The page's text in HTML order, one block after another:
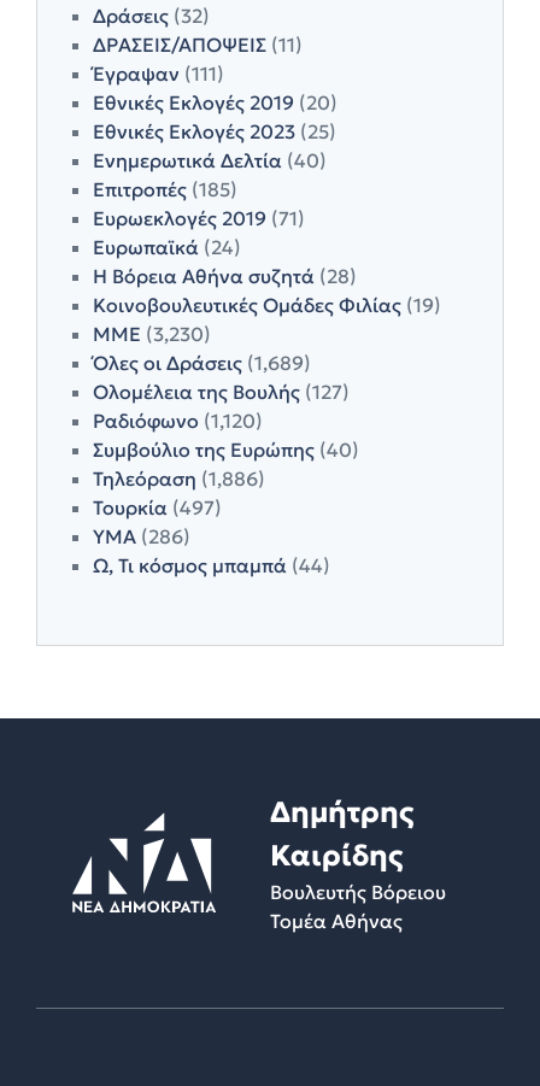
Δράσεις (32)
ΔΡΑΣΕΙΣ/ΑΠΟΨΕΙΣ (11)
Έγραψαν (111)
Εθνικές Εκλογές 2019 (20)
Εθνικές Εκλογές 2023 (25)
Ενημερωτικά Δελτία (40)
Επιτροπές (185)
Ευρωεκλογές 2019 (71)
Ευρωπαϊκά (24)
Η Βόρεια Αθήνα συζητά (28)
Κοινοβουλευτικές Ομάδες Φιλίας (19)
ΜΜΕ (3,230)
Όλες οι Δράσεις (1,689)
Ολομέλεια της Βουλής (127)
Ραδιόφωνο (1,120)
Συμβούλιο της Ευρώπης (40)
Τηλεόραση (1,886)
Τουρκία (497)
ΥΜΑ (286)
Ω, Τι κόσμος μπαμπά (44)
Δημήτρης
Καιρίδης
Βουλευτής Βόρειου
Τομέα Αθήνας